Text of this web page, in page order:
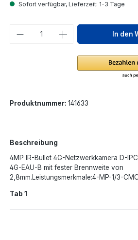
Sofort verfügbar, Lieferzeit: 1-3 Tage
Produkt Anzahl: GibIn den
Produktnummer: 141633
Beschreibung
4MP IR-Bullet 4G-Netzwerkkamera D-
4G-EAU-B mit fester Brennweite von
2,8mm.Leistungsmerkmale:4-MP-1/3-
Tab 1